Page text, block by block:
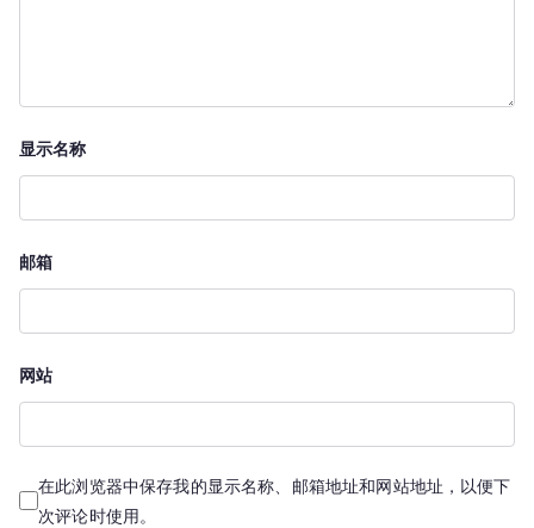
显示名称
邮箱
网站
在此浏览器中保存我的显示名称、邮箱地址和网站地址，以便下
次评论时使用。